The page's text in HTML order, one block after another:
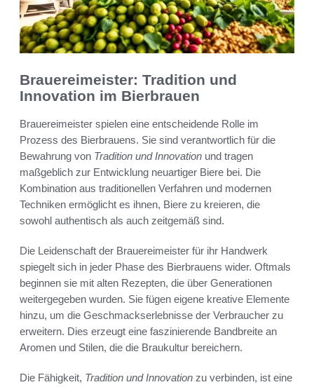
Brauereimeister: Tradition und
Innovation im Bierbrauen
Brauereimeister spielen eine entscheidende Rolle im
Prozess des Bierbrauens. Sie sind verantwortlich für die
Bewahrung von Tradition und Innovation und tragen
maßgeblich zur Entwicklung neuartiger Biere bei. Die
Kombination aus traditionellen Verfahren und modernen
Techniken ermöglicht es ihnen, Biere zu kreieren, die
sowohl authentisch als auch zeitgemäß sind.
Die Leidenschaft der Brauereimeister für ihr Handwerk
spiegelt sich in jeder Phase des Bierbrauens wider. Oftmals
beginnen sie mit alten Rezepten, die über Generationen
weitergegeben wurden. Sie fügen eigene kreative Elemente
hinzu, um die Geschmackserlebnisse der Verbraucher zu
erweitern. Dies erzeugt eine faszinierende Bandbreite an
Aromen und Stilen, die die Braukultur bereichern.
Die Fähigkeit, Tradition und Innovation zu verbinden, ist eine